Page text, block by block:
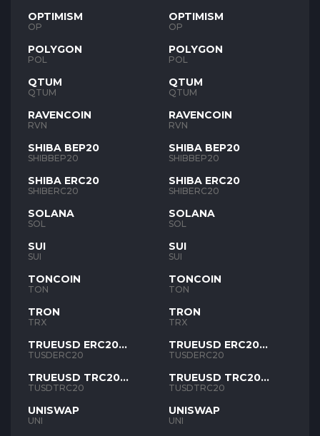
OPTIMISM
OP
POLYGON
POL
QTUM
QTUM
RAVENCOIN
RVN
SHIBA BEP20
SHIBBEP20
SHIBA ERC20
SHIBERC20
SOLANA
SOL
SUI
SUI
TONCOIN
TON
TRON
TRX
TRUEUSD ERC20
TUSD
TUSDERC20
TRUEUSD TRC20
TUSD
TUSDTRC20
UNISWAP
UNI
OPTIMISM
OP
POLYGON
POL
QTUM
QTUM
RAVENCOIN
RVN
SHIBA BEP20
SHIBBEP20
SHIBA ERC20
SHIBERC20
SOLANA
SOL
SUI
SUI
TONCOIN
TON
TRON
TRX
TRUEUSD ERC20
TUSD
TUSDERC20
TRUEUSD TRC20
TUSD
TUSDTRC20
UNISWAP
UNI